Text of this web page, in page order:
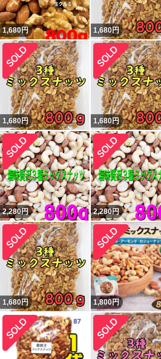
1,680円 1,680円
1,680円 1,680円
2,280円 2,280円
1,680円 1,800円